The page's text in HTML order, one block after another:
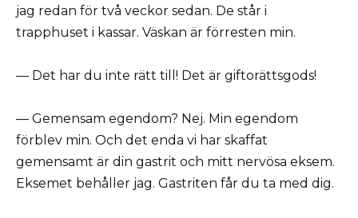
jag redan för två veckor sedan. De står i
trapphuset i kassar. Väskan är förresten min.
— Det har du inte rätt till! Det är giftorättsgods!
— Gemensam egendom? Nej. Min egendom
förblev min. Och det enda vi har skaffat
gemensamt är din gastrit och mitt nervösa eksem.
Eksemet behåller jag. Gastriten får du ta med dig.